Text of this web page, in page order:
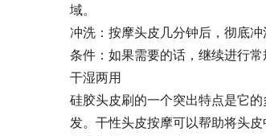
域。
冲洗：按摩头皮几分钟后，彻底冲
条件：如果需要的话，继续进行常
干湿两用
硅胶头皮刷的一个突出特点是它
发。干性头皮按摩可以帮助将头